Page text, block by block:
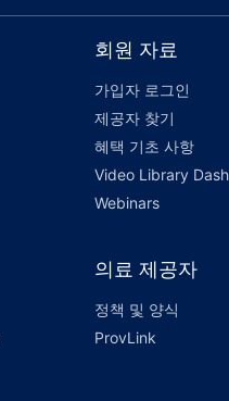
회원 자료
가입자 로그인
제공자 찾기
혜택 기초 사항
Video Library
Webinars
의료 제공자
정책 및 양식
ProvLink